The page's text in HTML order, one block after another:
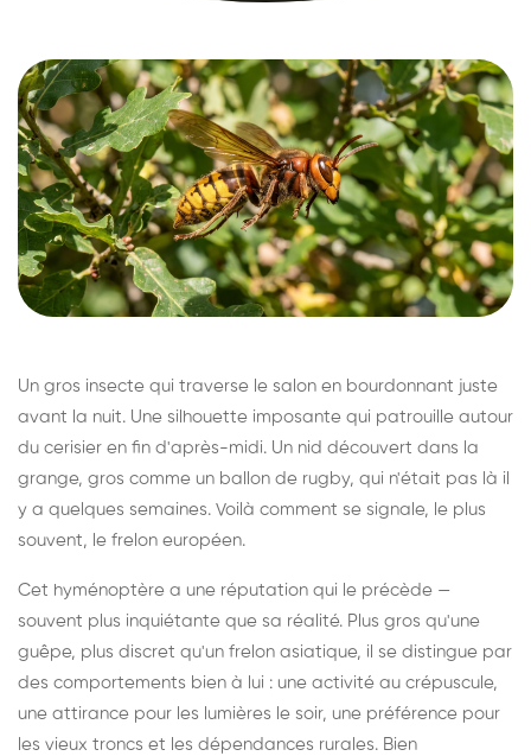
Un gros insecte qui traverse le salon en bourdonnant juste
avant la nuit. Une silhouette imposante qui patrouille autour
du cerisier en fin d'après-midi. Un nid découvert dans la
grange, gros comme un ballon de rugby, qui n'était pas là il
y a quelques semaines. Voilà comment se signale, le plus
souvent, le frelon européen.
Cet hyménoptère a une réputation qui le précède —
souvent plus inquiétante que sa réalité. Plus gros qu'une
guêpe, plus discret qu'un frelon asiatique, il se distingue par
des comportements bien à lui : une activité au crépuscule,
une attirance pour les lumières le soir, une préférence pour
les vieux troncs et les dépendances rurales. Bien